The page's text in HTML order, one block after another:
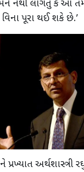
નથી લાગતું કે આ
પૂરા થઈ શકે છે.’
પ્રખ્યાત અર્થશાસ્ત્રી